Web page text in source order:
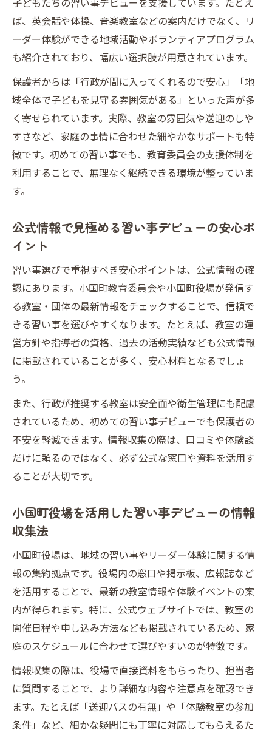
ば、英会話や体操、音楽教室などの案内だけでなく、リ
ーダー体験ができる地域活動やボランティアプログラム
も紹介されており、幅広い選択肢が用意されています。
保護者からは「行政が間に入ってくれるので安心」「地
域全体で子どもを見守る雰囲気がある」といった声が多
く寄せられています。実際、教室の雰囲気や送迎のしや
すさなど、家庭の事情に合わせた細やかなサポートも特
徴です。初めての習い事でも、教育委員会の支援体制を
利用することで、無理なく継続できる環境が整っていま
す。
公式情報で見極める習い事デビューの安心ポ
イント
習い事選びで重視すべき安心ポイントは、公式情報の確
認にあります。小国町教育委員会や小国町役場が発信す
る教室・団体の最新情報をチェックすることで、信頼で
きる習い事を選びやすくなります。たとえば、教室の運
営方針や指導者の資格、過去の活動実績なども公式情報
に掲載されていることが多く、安心材料となるでしょ
う。
また、行政が推奨する教室は安全面や衛生管理にも配慮
されているため、初めての習い事デビューでも保護者の
不安を軽減できます。情報収集の際は、口コミや体験談
だけに頼るのではなく、必ず公式な窓口や資料を活用す
ることが大切です。
小国町役場を活用した習い事デビューの情報
収集法
小国町役場は、地域の習い事やリーダー体験に関する情
報の集約拠点です。役場内の窓口や掲示板、広報誌など
を活用することで、最新の教室情報や体験イベントの案
内が得られます。特に、公式ウェブサイトでは、教室の
開催日程や申し込み方法なども掲載されているため、家
庭のスケジュールに合わせて選びやすいのが特徴です。
情報収集の際は、役場で直接資料をもらったり、担当者
に質問することで、より詳細な内容や注意点を確認でき
ます。たとえば「送迎バスの有無」や「体験教室の参加
条件」など、細かな疑問にも丁寧に対応してもらえるた